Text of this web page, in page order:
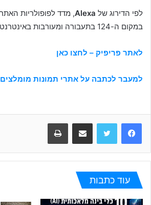
לפי הדירוג של Alexa
במקום ה-124 בתעבורה ומעורבות באינטרנט העולמית.
לאתר פריפיק – לחצו כאן
למעבר לכתבה על אתרי תמונות מומלצים
עוד כתבות